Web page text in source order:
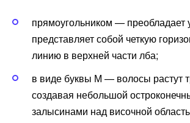
прямоугольником — преобладает
представляет собой четкую
линию в верхней части лба;
в виде буквы М — волосы растут
создавая небольшой
залысинами над височной